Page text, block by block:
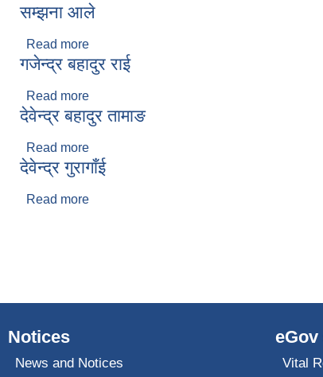
सम्झना आले
Read more
गजेन्द्र बहादुर राई
Read more
देवेन्द्र बहादुर तामाङ
Read more
देवेन्द्र गुरागाँई
Read more
Notices
News and Notices Vital